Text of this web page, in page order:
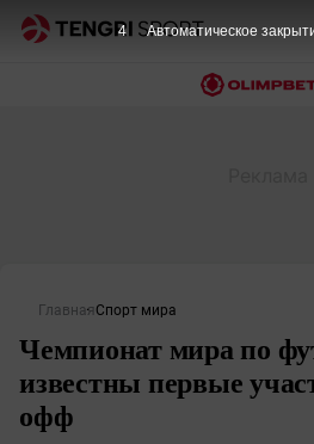
Главная Спорт мира
Чемпионат мира по
известны первые
офф
4 Автоматическое